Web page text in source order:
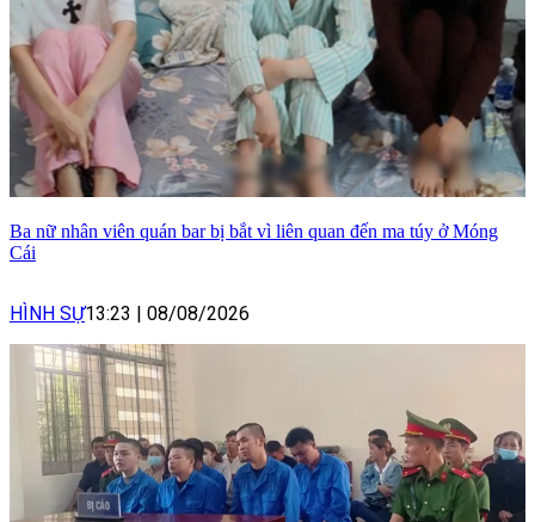
Ba nữ nhân viên quán bar bị bắt vì liên quan đến ma túy ở Móng
Cái
HÌNH SỰ13:23 08/08/2026